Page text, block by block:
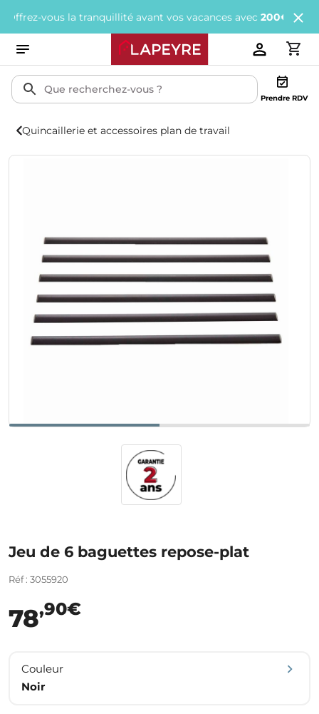
vous la tranquillité avant vos vacances avec200€ offerts
Prendre RDV
Quincaillerie et accessoires plan de travail
Jeu de 6 baguettes repose-plat
Réf : 3055920
78,90€
Couleur
Noir